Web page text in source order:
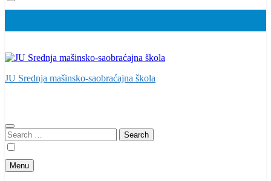
JU Srednja mašinsko-saobraćajna škola
Search
for:
Menu